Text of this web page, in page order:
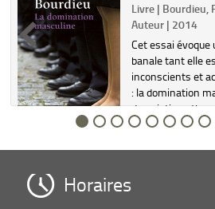
Livre | Bourdieu,
Auteur | 2014
Cet essai
banale tant elle
inconscients et
: la domination
description
kabyle, Pierre
Horaires